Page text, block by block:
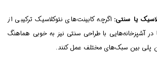
یا سنتی: اگرچه کابینت‌های نئوکلاسیک ترکیبی از
آشپزخانه‌هایی با طراحی سنتی نیز به خوبی هماهنگ
پلی بین سبک‌های مختلف عمل کنند.